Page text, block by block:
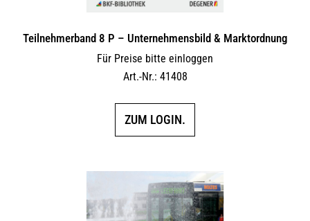
Teilnehmerband 8 P – Unternehmensbild & Marktordnung
Für Preise bitte einloggen
Art.-Nr.: 41408
ZUM LOGIN.